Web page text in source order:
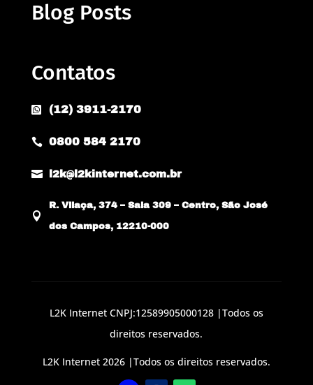
Blog Posts
Contatos
 (12) 3911-2170
 0800 584 2170
 l2k@l2kinternet.com.br

R. Vilaça, 374 – Sala 309 – Centro, São José
dos Campos, 12210-000
L2K Internet CNPJ:12589905000128 |Todos os
direitos reservados.
L2K Internet 2026 |Todos os direitos reservados.